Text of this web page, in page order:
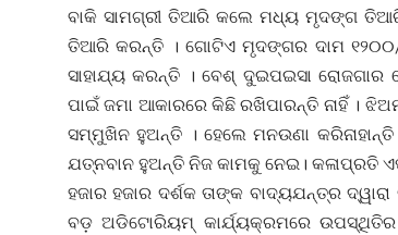
ବାକି ସାମଗ୍ରୀ ତିଆରି କଲେ ମଧ୍ୟ ମୃଦଙ୍ଗ
ତିଆରି କରନ୍ତି । ଗୋଟିଏ ମୃଦଙ୍ଗର ଦାମ ୧୨୦୦/
ସାହାଯ୍ୟ କରନ୍ତି । ବେଶ୍ ଦୁଇପଇସା
ପାଇଁ ଜମା ଆକାରରେ କିଛି ରଖିପାରନ୍ତି ନାହିଁ ।
ସମ୍ମୁଖିନ ହୁଅନ୍ତି । ହେଲେ ମନଉଣା
ଯତ୍ନବାନ ହୁଅନ୍ତି ନିଜ କାମକୁ ନେଇ। କଳାପ୍ରତି
ହଜାର ହଜାର ଦର୍ଶକ ତାଙ୍କ ବାଦ୍ୟଯନ୍ତ୍ର
ବଡ଼ ଅଡିଟୋରିୟମ୍ କାର୍ଯ୍ୟକ୍ରମରେ ଉପସ୍ଥିତିର